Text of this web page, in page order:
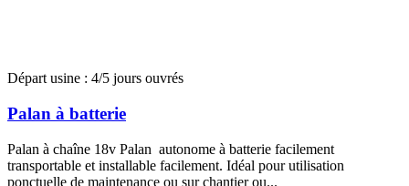
Départ usine : 4/5 jours ouvrés
Palan à batterie
Palan à chaîne 18v Palan autonome à batterie facilement
transportable et installable facilement. Idéal pour utilisation
ponctuelle de maintenance ou sur chantier ou...